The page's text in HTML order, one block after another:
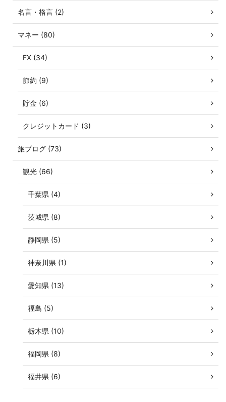
名言・格言 (2)
マネー (80)
FX (34)
節約 (9)
貯金 (6)
クレジットカード (3)
旅ブログ (73)
観光 (66)
千葉県 (4)
茨城県 (8)
静岡県 (5)
神奈川県 (1)
愛知県 (13)
福島 (5)
栃木県 (10)
福岡県 (8)
福井県 (6)